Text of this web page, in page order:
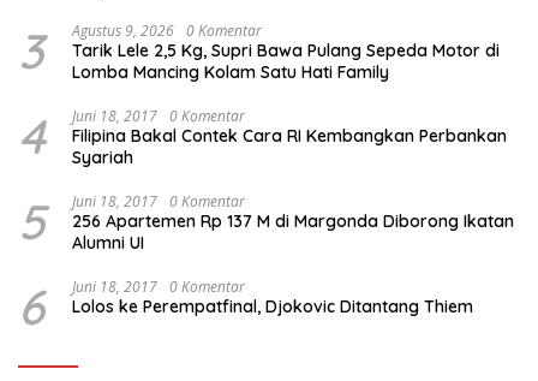
3 Agustus 9, 2026 0 Komentar
Tarik Lele 2,5 Kg, Supri Bawa Pulang Sepeda Motor di
Lomba Mancing Kolam Satu Hati Family
4 Juni 18, 2017 0 Komentar
Filipina Bakal Contek Cara RI Kembangkan Perbankan
Syariah
5 Juni 18, 2017 0 Komentar
256 Apartemen Rp 137 M di Margonda Diborong Ikatan
Alumni UI
6 Juni 18, 2017 0 Komentar
Lolos ke Perempatfinal, Djokovic Ditantang Thiem